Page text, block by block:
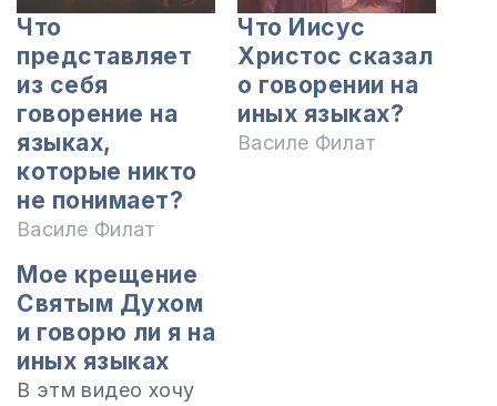
Что
представляет
из себя
говорение на
языках,
которые никто
не понимает?
Василе Филат
Что Иисус
Христос сказал
о говорении на
иных языках?
Василе Филат
Мое крещение
Святым Духом
и говорю ли я на
иных языках
В этм видео хочу